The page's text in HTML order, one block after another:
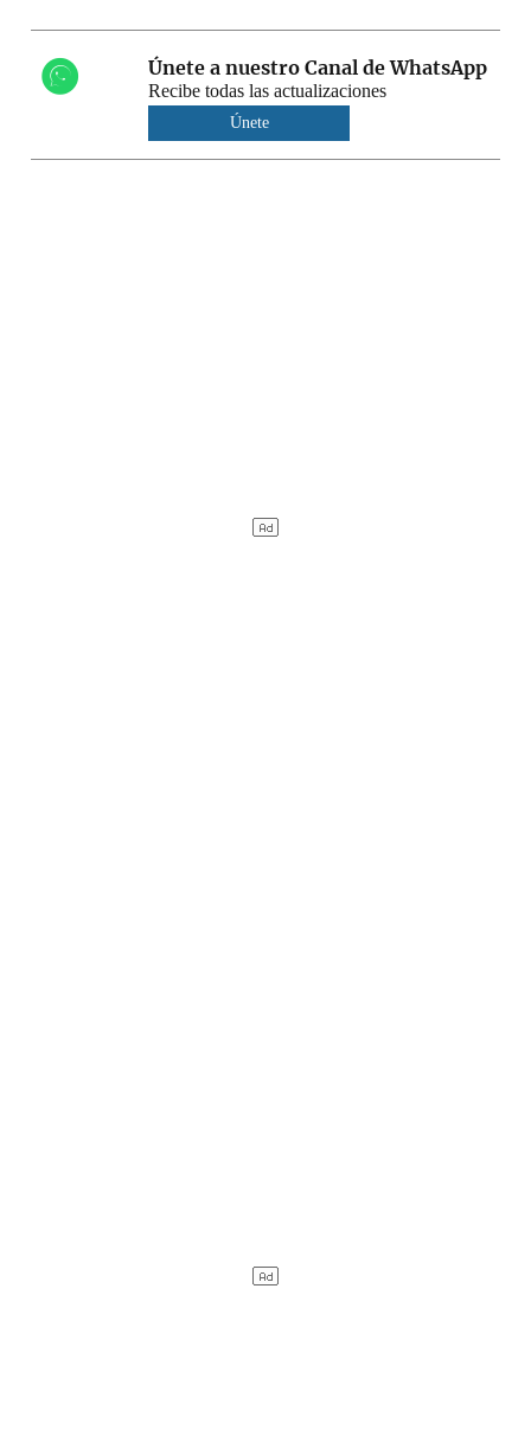
Únete a nuestro Canal de WhatsApp
Recibe todas las actualizaciones
Únete